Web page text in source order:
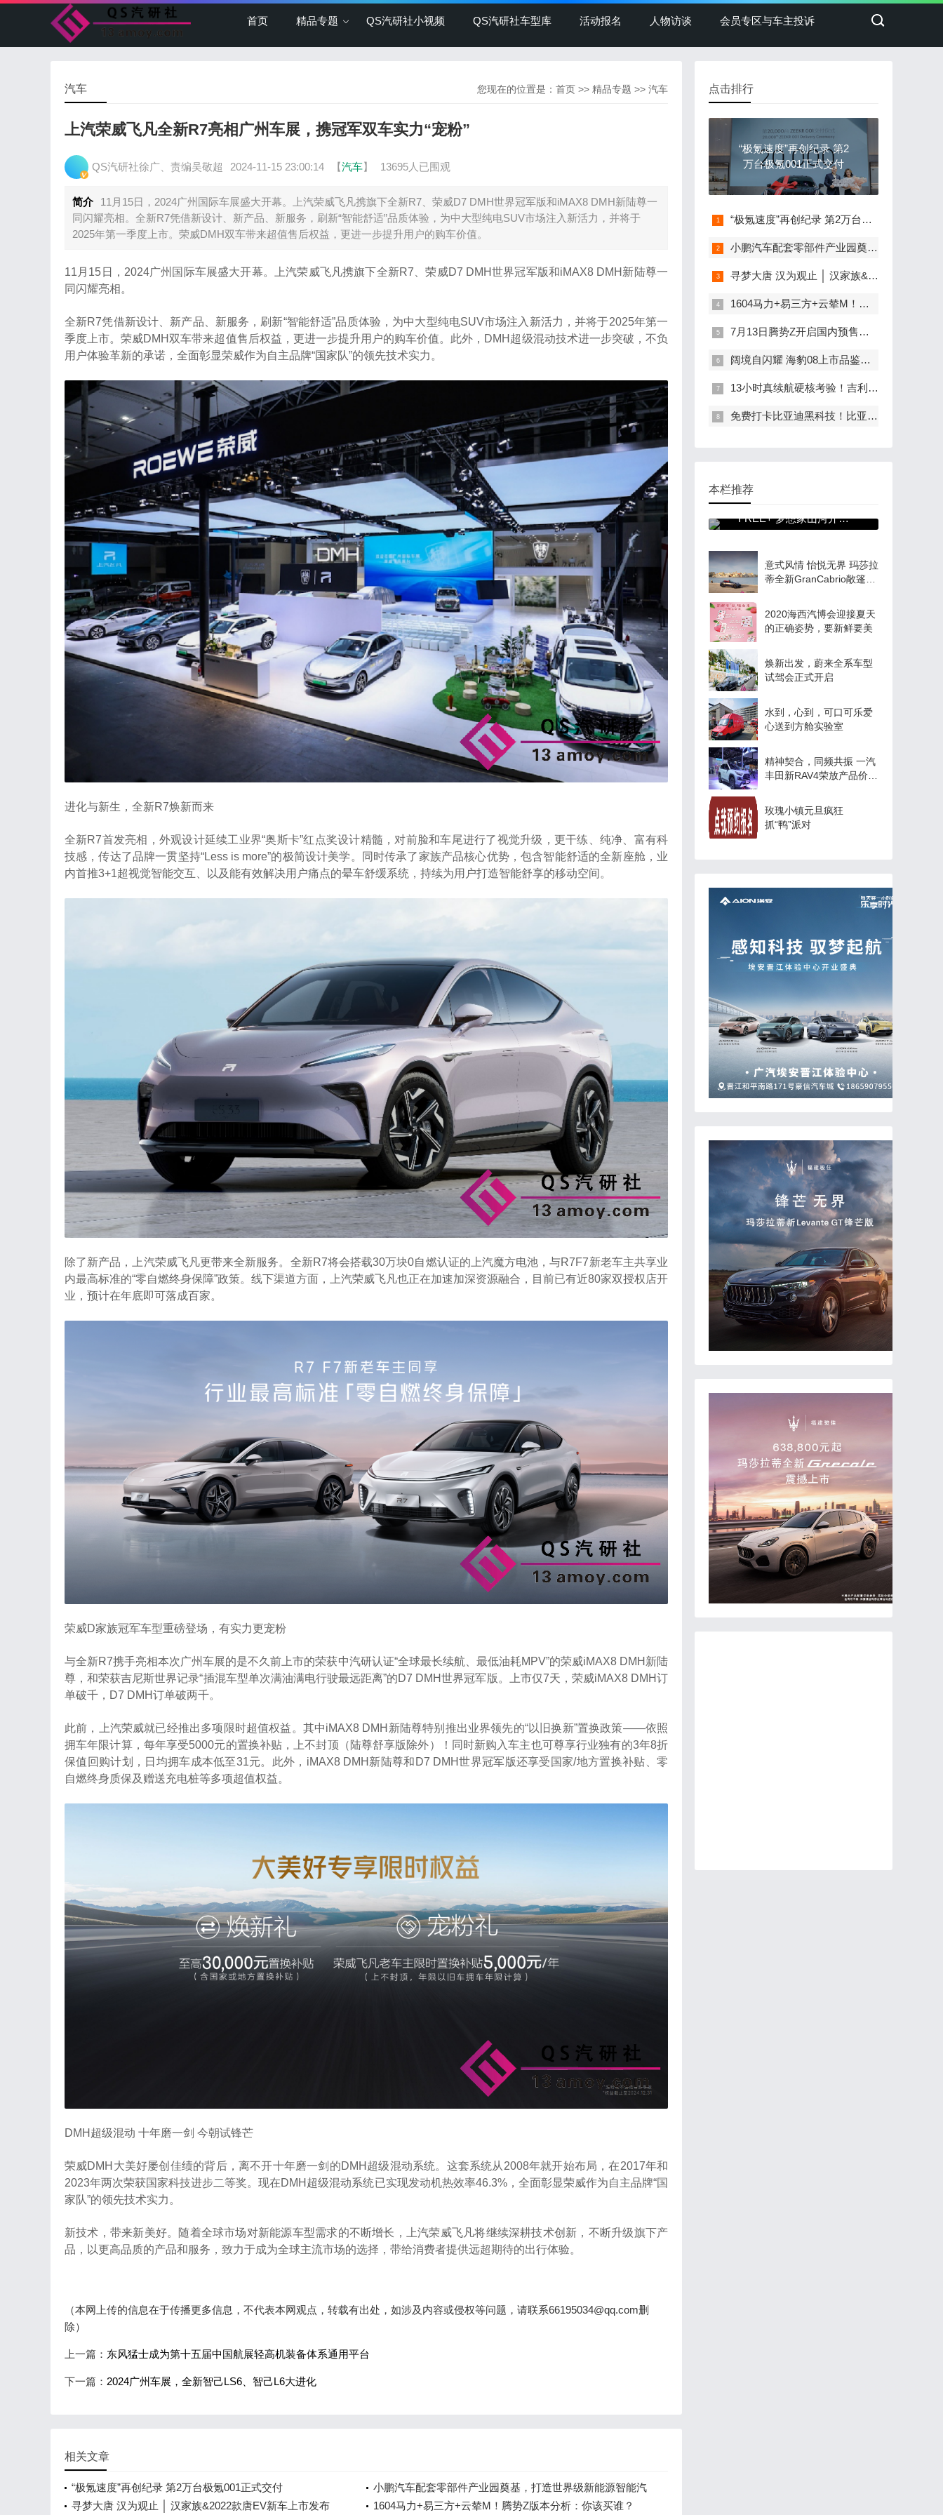
首页 精品专题 QS汽研社小视频 QS汽研社车型库 活动报名 人物访谈 会员专区与车主投诉
您现在的位置是： 首页 >> 精品专题 >> 汽车
汽车
上汽荣威飞凡全新R7亮相广州车展，携冠军双车实力“宠粉”
QS汽研社徐广、责编吴敬超 2024-11-15 23:00:14 【汽车】 13695人已围观
简介
11月15日，2024广州国际车展盛大开幕。上汽荣威飞凡携旗下全新R7、荣威D7 DMH世界冠军版和iMAX8 DMH新陆尊一
同闪耀亮相。全新R7凭借新设计、新产品、新服务，刷新“智能舒适”品质体验，为中大型纯电SUV市场注入新活力，并将于
2025年第一季度上市。荣威DMH双车带来超值售后权益，更进一步提升用户的购车价值。
11月15日，2024广州国际车展盛大开幕。上汽荣威飞凡携旗下全新R7、荣威D7 DMH世界冠军版和iMAX8 DMH新陆尊一
同闪耀亮相。
全新R7凭借新设计、新产品、新服务，刷新“智能舒适”品质体验，为中大型纯电SUV市场注入新活力，并将于2025年第一
季度上市。荣威DMH双车带来超值售后权益，更进一步提升用户的购车价值。此外，DMH超级混动技术进一步突破，不负
用户体验革新的承诺，全面彰显荣威作为自主品牌“国家队”的领先技术实力。
进化与新生，全新R7焕新而来
全新R7首发亮相，外观设计延续工业界“奥斯卡”红点奖设计精髓，对前脸和车尾进行了视觉升级，更干练、纯净、富有科
技感，传达了品牌一贯坚持“Less is more”的极简设计美学。同时传承了家族产品核心优势，包含智能舒适的全新座舱，业
内首推3+1超视觉智能交互、以及能有效解决用户痛点的晕车舒缓系统，持续为用户打造智能舒享的移动空间。
除了新产品，上汽荣威飞凡更带来全新服务。全新R7将会搭载30万块0自燃认证的上汽魔方电池，与R7F7新老车主共享业
内最高标准的“零自燃终身保障”政策。线下渠道方面，上汽荣威飞凡也正在加速加深资源融合，目前已有近80家双授权店开
业，预计在年底即可落成百家。
荣威D家族冠军车型重磅登场，有实力更宠粉
与全新R7携手亮相本次广州车展的是不久前上市的荣获中汽研认证“全球最长续航、最低油耗MPV”的荣威iMAX8 DMH新陆
尊，和荣获吉尼斯世界记录“插混车型单次满油满电行驶最远距离”的D7 DMH世界冠军版。上市仅7天，荣威iMAX8 DMH订
单破千，D7 DMH订单破两千。
此前，上汽荣威就已经推出多项限时超值权益。其中iMAX8 DMH新陆尊特别推出业界领先的“以旧换新”置换政策——依照
拥车年限计算，每年享受5000元的置换补贴，上不封顶（陆尊舒享版除外）！同时新购入车主也可尊享行业独有的3年8折
保值回购计划，日均拥车成本低至31元。此外，iMAX8 DMH新陆尊和D7 DMH世界冠军版还享受国家/地方置换补贴、零
自燃终身质保及赠送充电桩等多项超值权益。
DMH超级混动 十年磨一剑 今朝试锋芒
荣威DMH大美好屡创佳绩的背后，离不开十年磨一剑的DMH超级混动系统。这套系统从2008年就开始布局，在2017年和
2023年两次荣获国家科技进步二等奖。现在DMH超级混动系统已实现发动机热效率46.3%，全面彰显荣威作为自主品牌“国
家队”的领先技术实力。
新技术，带来新美好。随着全球市场对新能源车型需求的不断增长，上汽荣威飞凡将继续深耕技术创新，不断升级旗下产
品，以更高品质的产品和服务，致力于成为全球主流市场的选择，带给消费者提供远超期待的出行体验。
（本网上传的信息在于传播更多信息，不代表本网观点，转载有出处，如涉及内容或侵权等问题，请联系66195034@qq.com删
除）
上一篇： 东风猛士成为第十五届中国航展轻高机装备体系通用平台
下一篇： 2024广州车展，全新智己LS6、智己L6大进化
相关文章
“极氪速度”再创纪录 第2万台极氪001正式交付
小鹏汽车配套零部件产业园奠基，打造世界级新能源智能汽
车集群
寻梦大唐 汉为观止 │ 汉家族&2022款唐EV新车上市发布 1604马力+易三方+云辇M！腾势Z版本分析：你该买谁？
点击排行
“极氪速度”再创纪录 第2
万台极氪001正式交付
“极氪速度”再创纪录 第2万台极氪001正式交付
小鹏汽车配套零部件产业园奠基，打造世界级新能源智能汽车集群
寻梦大唐 汉为观止 │ 汉家族&2022款唐EV新车上市发布会，敬请期待！
1604马力+易三方+云辇M！腾势Z版本分析：你该买谁？
7月13日腾势Z开启国内预售，预售价68万元~118万元
阔境自闪耀 海豹08上市品鉴会·福州站圆满落幕
13小时真续航硬核考验！吉利银河星舰7 EV 福州-温州长测达成率92.73%
免费打卡比亚迪黑科技！比亚迪科技开放日登陆福州车展
本栏推荐
FREE+ 梦想家山河开启
预订
意式风情 怡悦无界 玛莎拉
蒂全新GranCabrio敞篷跑
2020海西汽博会迎接夏天
的正确姿势，要新鲜要美
焕新出发，蔚来全系车型
试驾会正式开启
水到，心到，可口可乐爱
心送到方舱实验室
精神契合，同频共振 一汽
丰田新RAV4荣放产品价值
玫瑰小镇元旦疯狂
抓“鸭”派对